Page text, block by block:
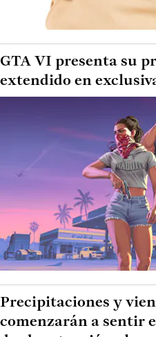
GTA VI presenta su
extendido en
Precipitaciones y
comenzarán a sentir